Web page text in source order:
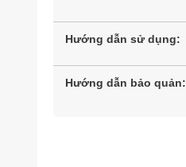
Hướng dẫn sử dụng:
Hướng dẫn bảo quản: